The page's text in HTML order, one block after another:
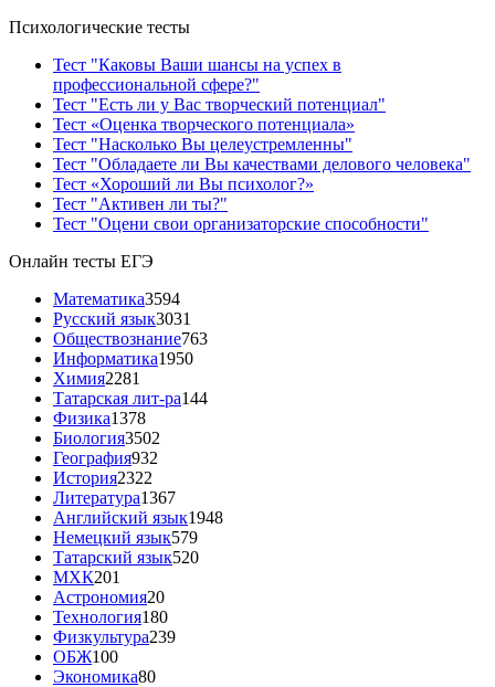
Психологические тесты
Тест "Каковы Ваши шансы на успех в
профессиональной сфере?"
Тест "Есть ли у Вас творческий потенциал"
Тест «Оценка творческого потенциала»
Тест "Насколько Вы целеустремленны"
Тест "Обладаете ли Вы качествами делового человека"
Тест «Хороший ли Вы психолог?»
Тест "Активен ли ты?"
Тест "Оцени свои организаторские способности"
Онлайн тесты ЕГЭ
Математика3594
Русский язык3031
Обществознание763
Информатика1950
Химия2281
Татарская лит-ра144
Физика1378
Биология3502
География932
История2322
Литература1367
Английский язык1948
Немецкий язык579
Татарский язык520
МХК201
Астрономия20
Технология180
Физкультура239
ОБЖ100
Экономика80